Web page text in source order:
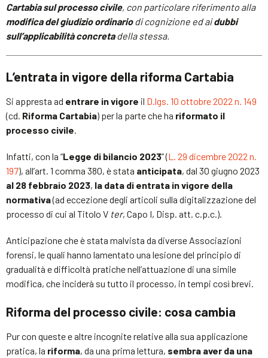
Cartabia sul processo civile, con particolare riferimento alla
modifica del giudizio ordinariodi cognizione ed aidubbi
sull’applicabilità concretadella stessa.
L’entrata in vigore della riforma Cartabia
Si appresta ad entrare in vigore il D.lgs. 10 ottobre 2022 n. 149
(cd. Riforma Cartabia) per la parte che ha riformato il
processo civile.
Infatti, con la “Legge di bilancio 2023” (L. 29 dicembre 2022 n.
197), all’art. 1 comma 380, è stata anticipata, dal 30 giugno 2023
al 28 febbraio 2023, la data di entrata in vigore della
normativa(ad eccezione degli articoli sulla digitalizzazione del
processo di cui al Titolo V ter, Capo I, Disp. att. c.p.c.).
Anticipazione che è stata malvista da diverse Associazioni
forensi, le quali hanno lamentato una lesione del principio di
gradualità e difficoltà pratiche nell’attuazione di una simile
modifica, che inciderà su tutto il processo, in tempi così brevi.
Riforma del processo civile: cosa cambia
Pur con queste e altre incognite relative alla sua applicazione
pratica, la riforma, da una prima lettura, sembra aver da una